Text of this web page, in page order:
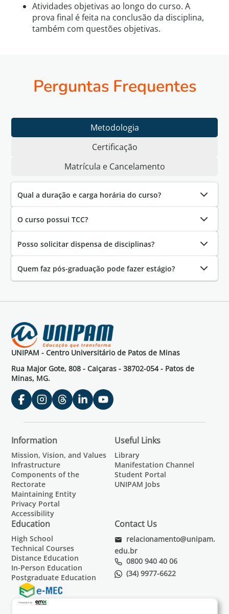
Atividades objetivas ao longo do curso. A
prova final é feita na conclusão da disciplina,
também com questões objetivas.
Perguntas Frequentes
Metodologia
Certificação
Matrícula e Cancelamento
Qual a duração e carga horária do curso?
O curso possui TCC?
Posso solicitar dispensa de disciplinas?
Quem faz pós-graduação pode fazer estágio?
UNIPAM - Centro Universitário de Patos de Minas
Rua Major Gote, 808 - Caiçaras - 38702-054 - Patos de
Minas, MG.
Information
Mission, Vision, and Values
Infrastructure
Components of the
Rectorate
Maintaining Entity
Privacy Portal
Accessibility
Useful Links
Library
Manifestation Channel
Student Portal
UNIPAM Jobs
Education
High School
Technical Courses
Distance Education
In-Person Education
Postgraduate Education
Contact Us
relacionamento@unipam.
edu.br
0800 940 40 06
(34) 9977-6622